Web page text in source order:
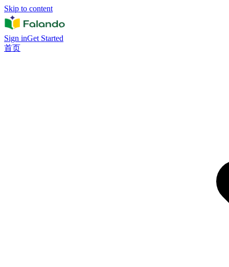
Skip to content
Sign inGet Started
首页